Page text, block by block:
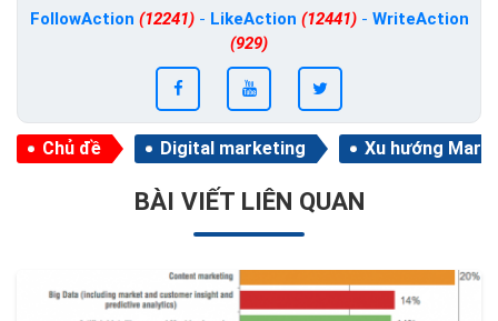
FollowAction (12241)- LikeAction (12441)- WriteAction
(929)
Chủ đề Digital marketing Xu hướng
BÀI VIẾT LIÊN QUAN